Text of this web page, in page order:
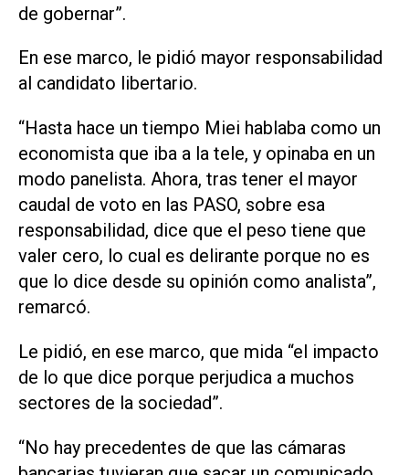
de gobernar”.
En ese marco, le pidió mayor responsabilidad
al candidato libertario.
“Hasta hace un tiempo Miei hablaba como un
economista que iba a la tele, y opinaba en un
modo panelista. Ahora, tras tener el mayor
caudal de voto en las PASO, sobre esa
responsabilidad, dice que el peso tiene que
valer cero, lo cual es delirante porque no es
que lo dice desde su opinión como analista”,
remarcó.
Le pidió, en ese marco, que mida “el impacto
de lo que dice porque perjudica a muchos
sectores de la sociedad”.
“No hay precedentes de que las cámaras